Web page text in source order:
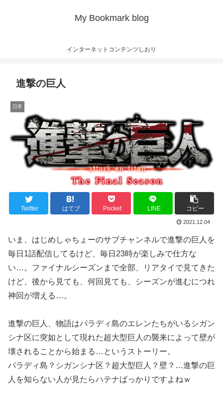
My Bookmark blog
インターネットコンテンツしおり
進撃の巨人
日常
Twitter はてブ Pocket LINE コピー
2021.12.04
いま、はじめしゃちょーのサブチャンネルで進撃の巨人を
毎日1話配信してるけど、毎日23時が楽しみで仕方な
い…。ファイナルシーズンまで全部、リアタイで見てきた
けど、後から見ても、何回見ても、シーズンが進むにつれ
神回が増える…。
進撃の巨人、物語はパラディ島のエレンたちがいるシガン
シナ区に突如として現れた超大型巨人の襲来によって壁が
壊されることから始まる…というストーリー。
パラディ島？シガンシナ区？超大型巨人？壁？…進撃の巨
人を知らない人が見たらハテナばっかりですよねｗ